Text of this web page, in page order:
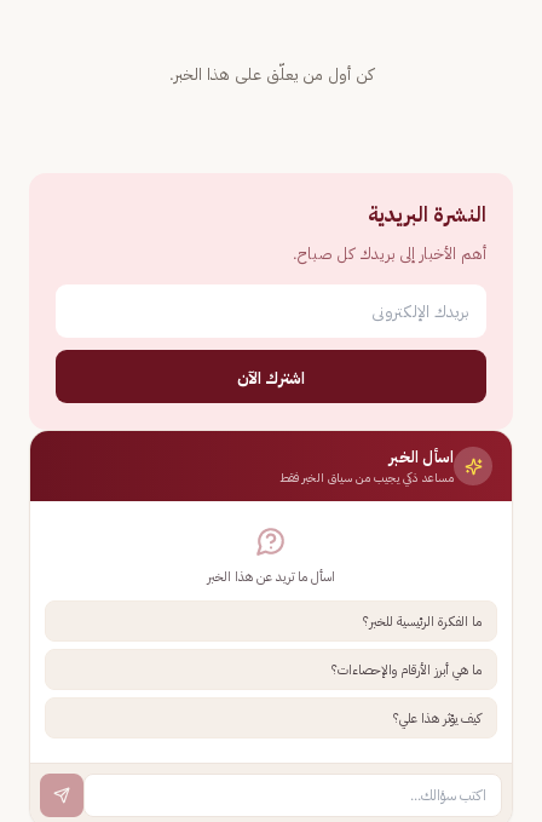
كن أول من يعلّق على هذا الخبر.
النشرة البريدية
أهم الأخبار إلى بريدك كل صباح.
اشترك الآن
اسأل الخبر
مساعد ذكي يجيب من سياق الخبر فقط
اسأل ما تريد عن هذا الخبر
ما الفكرة الرئيسية للخبر؟
ما هي أبرز الأرقام والإحصاءات؟
كيف يؤثر هذا علي؟